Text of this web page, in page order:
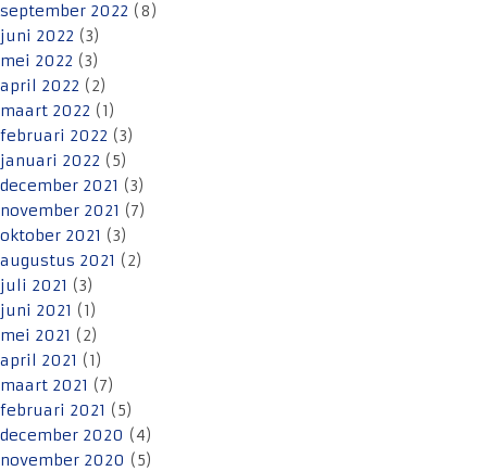
september 2022 (8)
juni 2022 (3)
mei 2022 (3)
april 2022 (2)
maart 2022 (1)
februari 2022 (3)
januari 2022 (5)
december 2021 (3)
november 2021 (7)
oktober 2021 (3)
augustus 2021 (2)
juli 2021 (3)
juni 2021 (1)
mei 2021 (2)
april 2021 (1)
maart 2021 (7)
februari 2021 (5)
december 2020 (4)
november 2020 (5)